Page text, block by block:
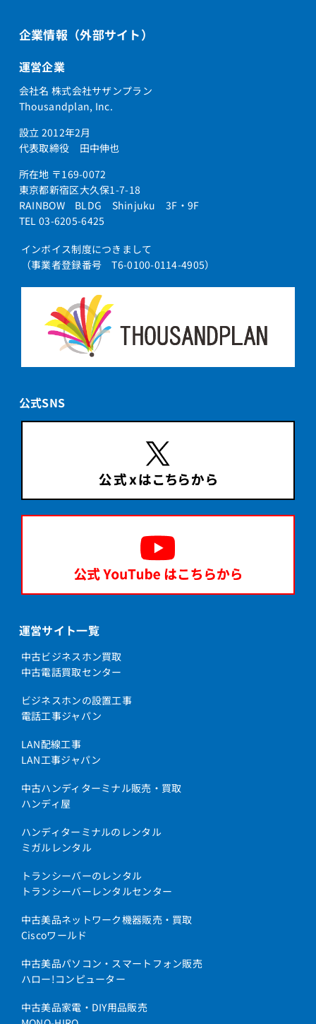
企業情報（外部サイト）
運営企業
会社名 株式会社サザンプラン
Thousandplan, Inc.
設立 2012年2月
代表取締役 田中伸也
所在地 〒169-0072
東京都新宿区大久保1-7-18
RAINBOW BLDG Shinjuku 3F・9F
TEL 03-6205-6425
インボイス制度につきまして
（事業者登録番号 T6-0100-0114-4905）
公式SNS
運営サイト一覧
中古ビジネスホン買取
中古電話買取センター
ビジネスホンの設置工事
電話工事ジャパン
LAN配線工事
LAN工事ジャパン
中古ハンディターミナル販売・買取
ハンディ屋
ハンディターミナルのレンタル
ミガルレンタル
トランシーバーのレンタル
トランシーバーレンタルセンター
中古美品ネットワーク機器販売・買取
Ciscoワールド
中古美品パソコン・スマートフォン販売
ハロー!コンピューター
中古美品家電・DIY用品販売